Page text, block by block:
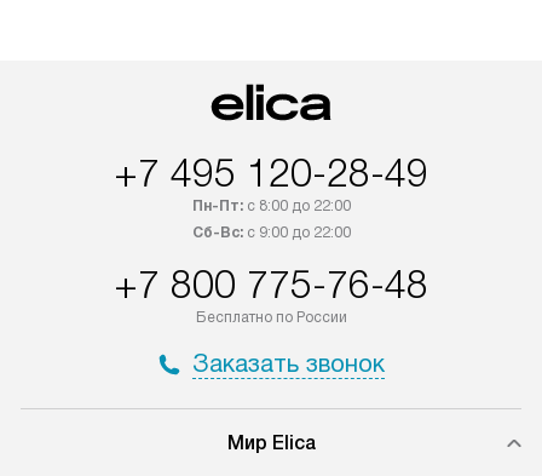
+7 495 120-28-49
Пн-Пт:с 8:00 до 22:00
Сб-Вс:с 9:00 до 22:00
+7 800 775-76-48
Бесплатно по России
Заказать звонок
Мир Elica